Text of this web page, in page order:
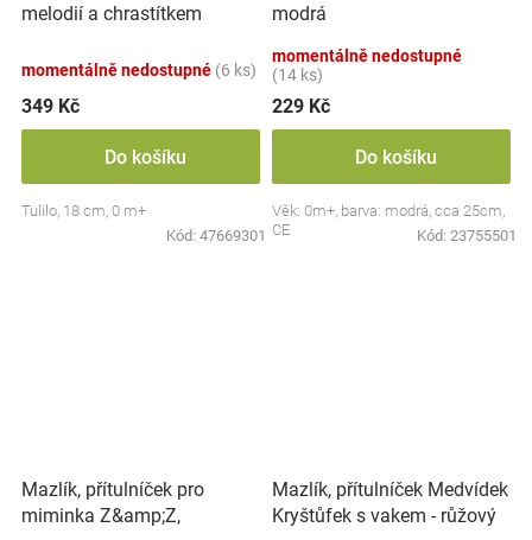
melodií a chrastítkem
momentálně nedostupné (6 ks)
349 Kč
Do košíku
Tulilo, 18 cm, 0 m+
Kód: 47669301
modrá
momentálně nedostupné
(14 ks)
229 Kč
Do košíku
Věk: 0m+, barva: modrá, cca 25cm,
CE
Kód: 23755501
Mazlík, přítulníček pro
miminka Z&amp;Z,
Mazlík, přítulníček Medvídek
Kryštůfek s vakem - růžový